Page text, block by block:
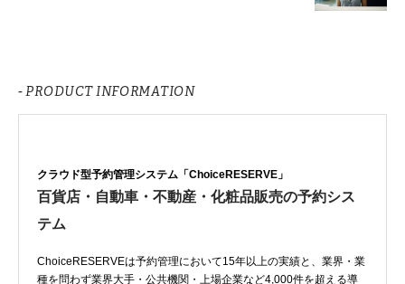
- PRODUCT INFORMATION
クラウド型予約管理システム「ChoiceRESERVE」
百貨店・自動車・不動産・化粧品販売の予約シス
テム
ChoiceRESERVEは予約管理において15年以上の実績と、業界・業
種を問わず業界大手・公共機関・上場企業など4,000件を超える導